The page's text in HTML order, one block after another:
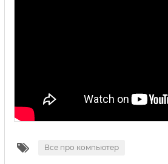
Все про компьютер